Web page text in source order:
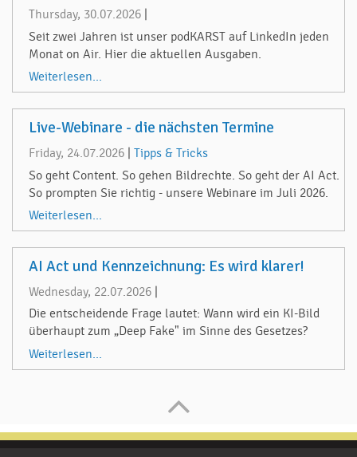
Thursday, 30.07.2026
Seit zwei Jahren ist unser podKARST auf LinkedIn jeden
Monat on Air. Hier die aktuellen Ausgaben.
Weiterlesen...
Live-Webinare - die nächsten Termine
Friday, 24.07.2026
Tipps & Tricks
So geht Content. So gehen Bildrechte. So geht der AI Act.
So prompten Sie richtig - unsere Webinare im Juli 2026.
Weiterlesen...
AI Act und Kennzeichnung: Es wird klarer!
Wednesday, 22.07.2026
Die entscheidende Frage lautet: Wann wird ein KI-Bild
überhaupt zum „Deep Fake" im Sinne des Gesetzes?
Weiterlesen...